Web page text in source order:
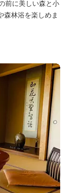
前に美しい森と小
森林浴を楽しめま